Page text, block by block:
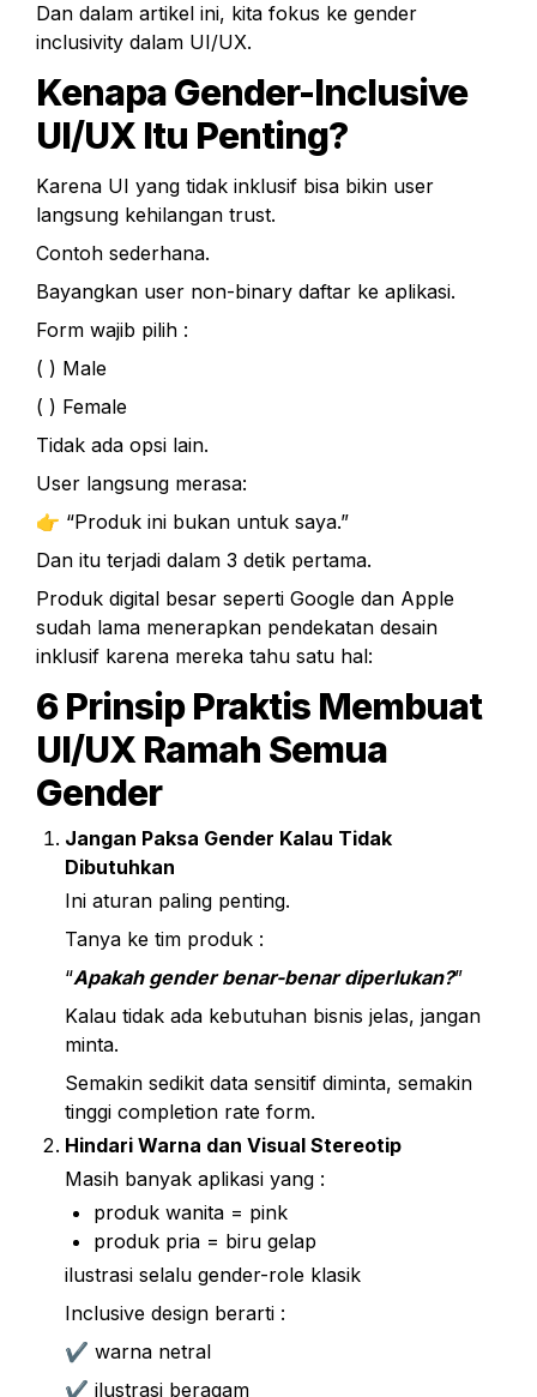
Dan dalam artikel ini, kita fokus ke gender
inclusivity dalam UI/UX.
Kenapa Gender-Inclusive
UI/UX Itu Penting?
Karena UI yang tidak inklusif bisa bikin user
langsung kehilangan trust.
Contoh sederhana.
Bayangkan user non-binary daftar ke aplikasi.
Form wajib pilih :
( ) Male
( ) Female
Tidak ada opsi lain.
User langsung merasa:
👉 “Produk ini bukan untuk saya.”
Dan itu terjadi dalam 3 detik pertama.
Produk digital besar seperti Google dan Apple
sudah lama menerapkan pendekatan desain
inklusif karena mereka tahu satu hal:
6 Prinsip Praktis Membuat
UI/UX Ramah Semua
Gender
Jangan Paksa Gender Kalau Tidak
Dibutuhkan
Ini aturan paling penting.
Tanya ke tim produk :
“Apakah gender benar-benar diperlukan?”
Kalau tidak ada kebutuhan bisnis jelas, jangan
minta.
Semakin sedikit data sensitif diminta, semakin
tinggi completion rate form.
Hindari Warna dan Visual Stereotip
Masih banyak aplikasi yang :
produk wanita = pink
produk pria = biru gelap
ilustrasi selalu gender-role klasik
Inclusive design berarti :
✔ warna netral
✔ ilustrasi beragam